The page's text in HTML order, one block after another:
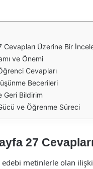
Cevapları Üzerine Bir
ve Önemi
Cevapları
Becerileri
Geri Bildirim
ve Öğrenme Süreci
27
edebi metinlerle olan